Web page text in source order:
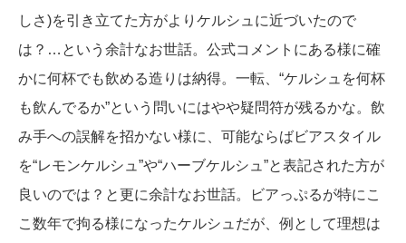
しさ)を引き立てた方がよりケルシュに近づいたので
は？…という余計なお世話。公式コメントにある様に確
かに何杯でも飲める造りは納得。一転、“ケルシュを何杯
も飲んでるか”という問いにはやや疑問符が残るかな。飲
み手への誤解を招かない様に、可能ならばビアスタイル
を“レモンケルシュ”や“ハーブケルシュ”と表記された方が
良いのでは？と更に余計なお世話。ビアっぷるが特にこ
こ数年で拘る様になったケルシュだが、例として理想は